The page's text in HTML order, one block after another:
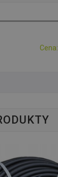
Cena: